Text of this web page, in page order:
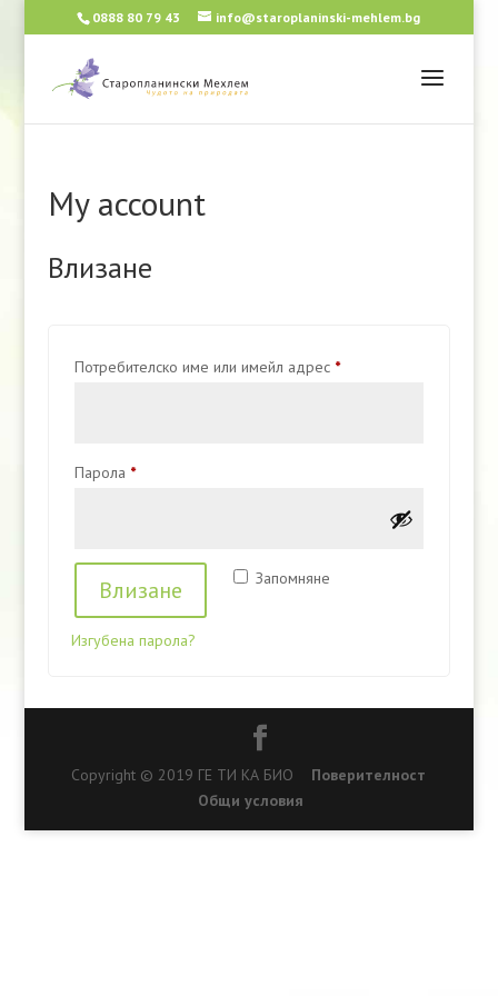
0888 80 79 43 info@staroplaninski-mehlem.bg
My account
Влизане
Потребителско име или имейл адрес *Задължително
Парола *Задължително
Запомняне
Влизане
Изгубена парола?
Copyright © 2019 ГЕ ТИ КА БИО Поверителност
Общи условия